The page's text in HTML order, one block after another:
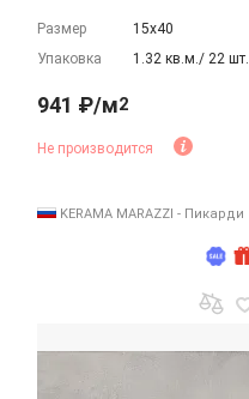
Размер
15х40
Упаковка
1.32 кв.м./ 22 шт.
941 ₽/м2
Не производится
KERAMA MARAZZI - Пикарди